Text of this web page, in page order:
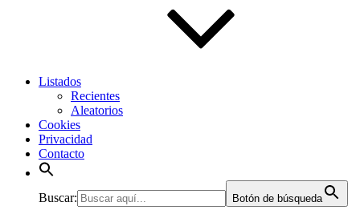
Listados
Recientes
Aleatorios
Cookies
Privacidad
Contacto
Buscar: Botón de búsqueda